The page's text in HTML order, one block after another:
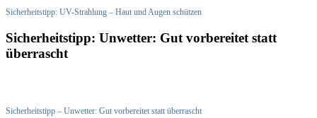
Sicherheitstipp: UV-Strahlung – Haut und Augen schützen
Sicherheitstipp: Unwetter: Gut vorbereitet statt
überrascht
Sicherheitstipp – Unwetter: Gut vorbereitet statt überrascht